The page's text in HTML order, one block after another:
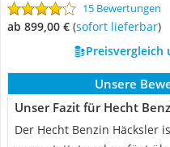
15 Bewertungen
ab 899,00 € ( Sofort lieferbar)
Preisvergleich
Unsere
Unser Fazit für Hecht
Der Hecht Benzin Häcksler